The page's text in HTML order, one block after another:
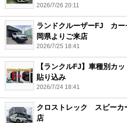
2026/7/26 20:11
ランドクルーザーFJ カ
岡県よりご来店
2026/7/25 18:41
【ランクルFJ】車種別カ
貼り込み
2026/7/24 18:41
クロストレック スピー
店